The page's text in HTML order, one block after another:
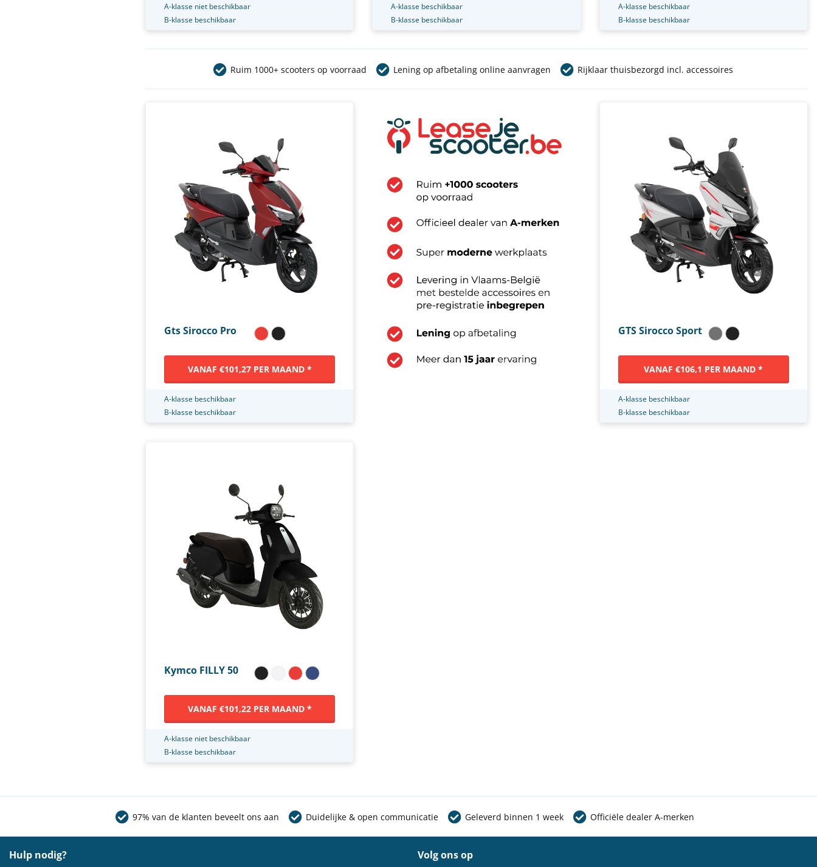
A-klasse niet beschikbaar
B-klasse beschikbaar
A-klasse beschikbaar
B-klasse beschikbaar
A-klasse beschikbaar
B-klasse beschikbaar
Ruim 1000+ scooters op voorraad Lening op afbetaling online aanvragen Rijklaar thuisbezorgd incl. accessoires
Gts Sirocco Pro
VANAF €101,27 PER MAAND *
A-klasse beschikbaar
B-klasse beschikbaar
GTS Sirocco Sport
VANAF €106,1 PER MAAND *
A-klasse beschikbaar
B-klasse beschikbaar
Kymco FILLY 50
VANAF €101,22 PER MAAND *
A-klasse niet beschikbaar
B-klasse beschikbaar
97% van de klanten beveelt ons aan Duidelijke & open communicatie Geleverd binnen 1 week Officiële dealer A-merken
Hulp nodig? Volg ons op